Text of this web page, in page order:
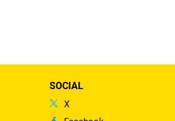
SOCIAL
X